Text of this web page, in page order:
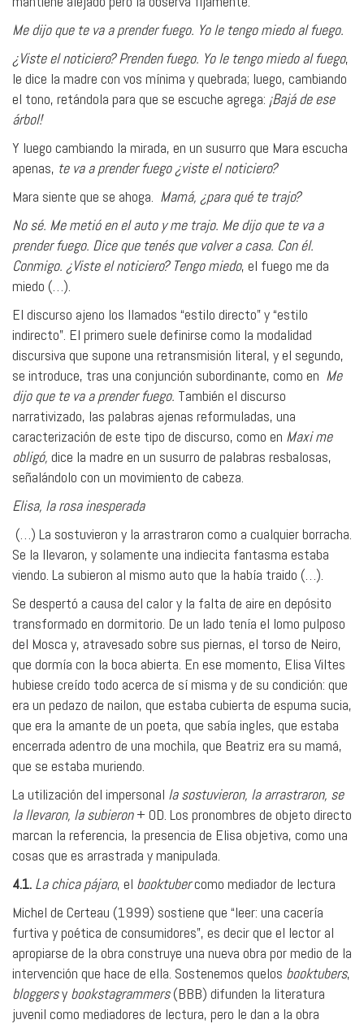
Me dijo que te va a prender fuego. Yo le tengo miedo al fuego.
¿Viste el noticiero? Prenden fuego. Yo le tengo miedo al fuego,
le dice la madre con vos mínima y quebrada; luego, cambiando
el tono, retándola para que se escuche agrega: ¡Bajá de ese
árbol!
Y luego cambiando la mirada, en un susurro que Mara escucha
apenas, te va a prender fuego ¿viste el noticiero?
Mara siente que se ahoga. Mamá, ¿para qué te trajo?
No sé. Me metió en el auto y me trajo. Me dijo que te va a
prender fuego. Dice que tenés que volver a casa. Con él.
Conmigo. ¿Viste el noticiero? Tengo miedo, el fuego me da
miedo (…).
El discurso ajeno los llamados “estilo directo” y “estilo
indirecto”. El primero suele definirse como la modalidad
discursiva que supone una retransmisión literal, y el segundo,
se introduce, tras una conjunción subordinante, como en Me
dijo que te va a prender fuego. También el discurso
narrativizado, las palabras ajenas reformuladas, una
caracterización de este tipo de discurso, como en Maxi me
obligó, dice la madre en un susurro de palabras resbalosas,
señalándolo con un movimiento de cabeza.
Elisa, la rosa inesperada
(…) La sostuvieron y la arrastraron como a cualquier borracha.
Se la llevaron, y solamente una indiecita fantasma estaba
viendo. La subieron al mismo auto que la había traido (…).
Se despertó a causa del calor y la falta de aire en depósito
transformado en dormitorio. De un lado tenía el lomo pulposo
del Mosca y, atravesado sobre sus piernas, el torso de Neiro,
que dormía con la boca abierta. En ese momento, Elisa Viltes
hubiese creído todo acerca de sí misma y de su condición: que
era un pedazo de nailon, que estaba cubierta de espuma sucia,
que era la amante de un poeta, que sabía ingles, que estaba
encerrada adentro de una mochila, que Beatriz era su mamá,
que se estaba muriendo.
La utilización del impersonal la sostuvieron, la arrastraron, se
la llevaron, la subieron+ OD. Los pronombres de objeto directo
marcan la referencia, la presencia de Elisa objetiva, como una
cosas que es arrastrada y manipulada.
4.1. La chica pájaro, el booktubercomo mediador de lectura
Michel de Certeau (1999) sostiene que “leer: una cacería
furtiva y poética de consumidores”, es decir que el lector al
apropiarse de la obra construye una nueva obra por medio de la
intervención que hace de ella. Sostenemos quelos booktubers,
bloggersy bookstagrammers(BBB) difunden la literatura
juvenil como mediadores de lectura, pero le dan a la obra